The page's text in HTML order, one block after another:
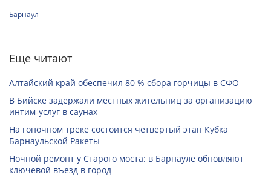
Барнаул
Еще читают
Алтайский край обеспечил 80 % сбора горчицы в СФО
В Бийске задержали местных жительниц за организацию
интим-услуг в саунах
На гоночном треке состоится четвертый этап Кубка
Барнаульской Ракеты
Ночной ремонт у Старого моста: в Барнауле обновляют
ключевой въезд в город